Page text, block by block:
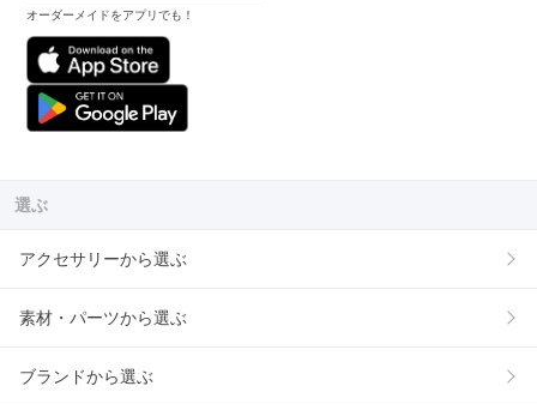
オーダーメイドをアプリでも！
選ぶ
アクセサリーから選ぶ
素材・パーツから選ぶ
ブランドから選ぶ